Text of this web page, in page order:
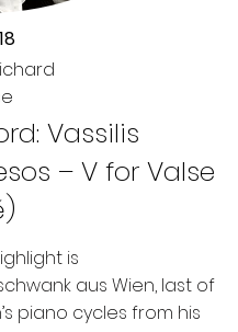
Vassilis
– V for Valse
is
aus Wien, last of
piano cycles from his